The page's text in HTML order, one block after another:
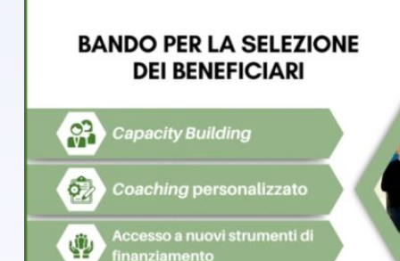
S
O
F
Lavora con noi
News e
appuntamenti
News
Appuntamenti
Campagne
pubblicazioni
Docufilm
Videomagazine
e blog progetti